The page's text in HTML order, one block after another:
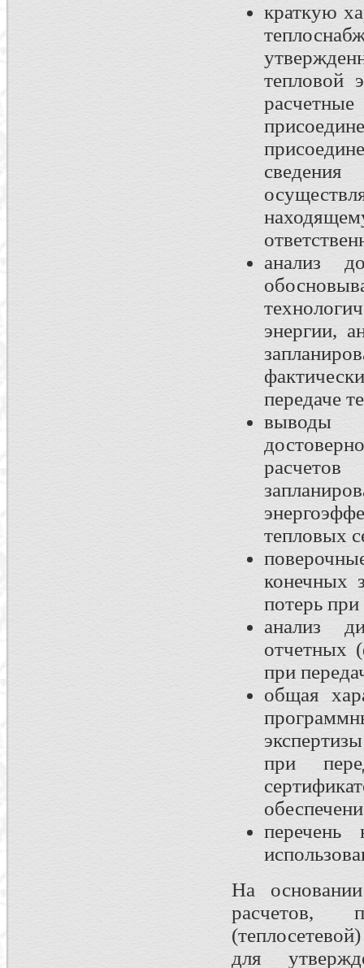
краткую
тепловой
анализ
энергии,
передаче
выводы
тепловых
конечных
потерь при
анализ
отчетных
при
общая
при
перечень
На
расчетов,
для